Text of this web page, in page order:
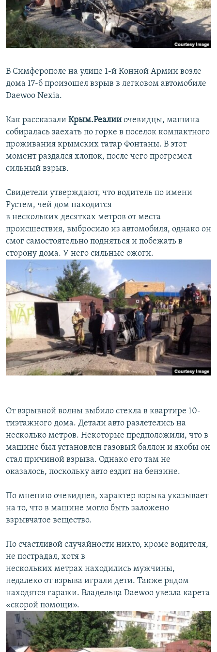
ПОБЕДИТЕЛЕЙ НЕ СУДЯТ?
КРЫМ.НЕПОКОРЕННЫЙ
ELIFBE
ПРИСОЕДИНЯЙТЕСЬ!
Все сайты RFE/RL
В Симферополе на улице 1-й Конной Армии возле
дома 17-б произошел взрыв в легковом автомобиле
Daewoo Nexia.
Как рассказали Крым.Реалии очевидцы, машина
собиралась заехать по горке в поселок компактного
проживания крымских татар Фонтаны. В этот
момент раздался хлопок, после чего прогремел
сильный взрыв.
Свидетели утверждают, что водитель по имени
Рустем, чей дом находится
в нескольких десятках метров от места
происшествия, выбросило из автомобиля, однако он
смог самостоятельно подняться и побежать в
сторону дома. У него сильные ожоги.
От взрывной волны выбило стекла в квартире 10-
тиэтажного дома. Детали авто разлетелись на
несколько метров. Некоторые предположили, что в
машине был установлен газовый баллон и якобы он
стал причиной взрыва. Однако его там не
оказалось, поскольку авто ездит на бензине.
По мнению очевидцев, характер взрыва указывает
на то, что в машине могло быть заложено
взрывчатое вещество.
По счастливой случайности никто, кроме водителя,
не пострадал, хотя в
нескольких метрах находились мужчины,
недалеко от взрыва играли дети. Также рядом
находятся гаражи. Владельца Daewoo увезла карета
«скорой помощи».